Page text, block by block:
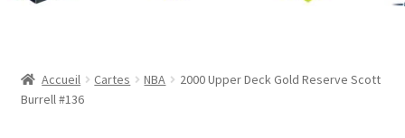
Mon compte
Accueil Cartes NBA
2000 Upper Deck Gold Reserve Scott
Burrell #136